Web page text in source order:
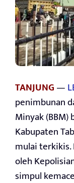
TANJUNG—
penimbunan
Minyak
Kabupaten
mulai
oleh
simpul